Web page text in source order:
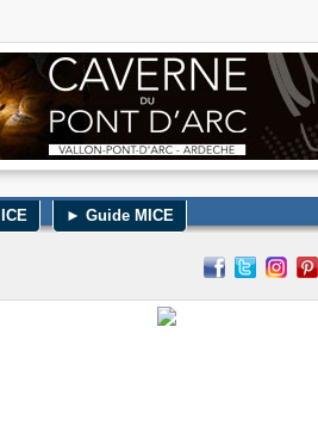
► Guide MICE